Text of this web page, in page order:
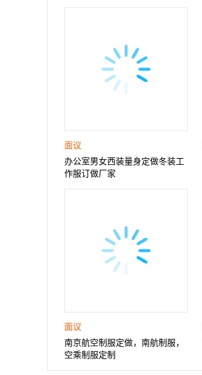
面议
办公室男女西装量身定做冬装工
作服订做厂家
面议
南京航空制服定做，南航制服，
空乘制服定制